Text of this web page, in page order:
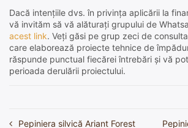
Dacă intențiile dvs. în privința aplicării la
vă invităm să vă alăturați grupului de
acest link. Veți găsi pe grup zeci de
care elaborează proiecte tehnice de
răspunde punctual fiecărei întrebări și vă
perioada derulării proiectului.
Pepiniera silvică Ariant Forest